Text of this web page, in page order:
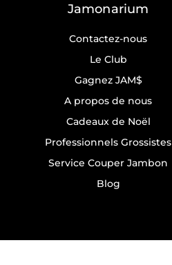
Jamonarium
Contactez-nous
Le Club
Gagnez JAM$
A propos de nous
Cadeaux de Noël
Professionnels Grossistes
Service Couper Jambon
Blog